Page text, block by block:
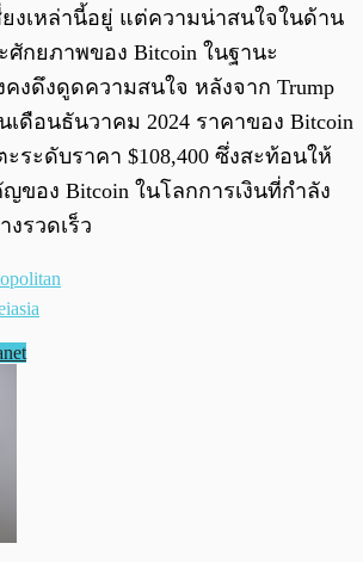
งเหล่านี้อยู่ แต่ความน่าสนใจในด้าน
กยภาพของ Bitcoin ในฐานะ
งดึงดูดความสนใจ หลังจาก Trump
เดือนธันวาคม 2024 ราคาของ Bitcoin
ระดับราคา $108,400 ซึ่งสะท้อนให้
ของ Bitcoin ในโลกการเงินที่กำลัง
งรวดเร็ว